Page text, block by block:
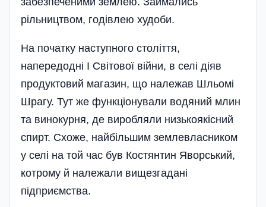
рільництвом, годівлею худоби.
На початку наступного століття,
напередодні І Світової війни, в селі діяв
продуктовий магазин, що належав Шльомі
Шрагу. Тут же функціонували водяний млин
та винокурня, де виробляли низькоякісний
спирт. Схоже, найбільшим землевласником
у селі на той час був Костянтин Яворський,
котрому й належали вищезгадані
підприємства.